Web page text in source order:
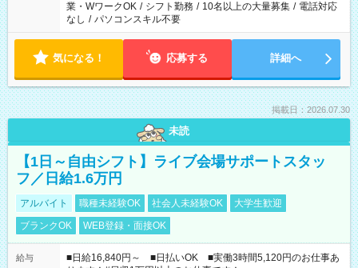
業・WワークOK / シフト勤務 / 10名以上の大量募集 / 電話対応
なし / パソコンスキル不要
気になる！ 応募する 詳細へ
掲載日：2026.07.30
未読
【1日～自由シフト】ライブ会場サポートスタッ
フ／日給1.6万円
アルバイト 職種未経験OK 社会人未経験OK
大学生歓迎
ブランクOK
WEB登録・面接OK
給与
■日給16,840円～ ■日払いOK ■実働3時間5,120円のお仕事あ